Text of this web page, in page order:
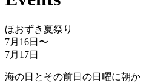
ほおずき夏祭り
7月16日 〜
7月17日
海の日とその前日の日曜に朝